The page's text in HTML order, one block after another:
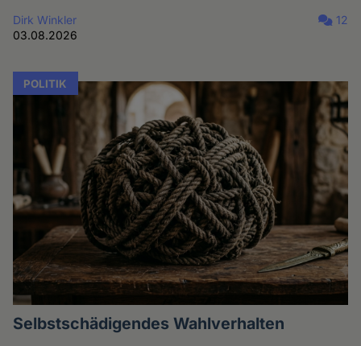
Dirk Winkler
03.08.2026
12
POLITIK
Selbstschädigendes Wahlverhalten